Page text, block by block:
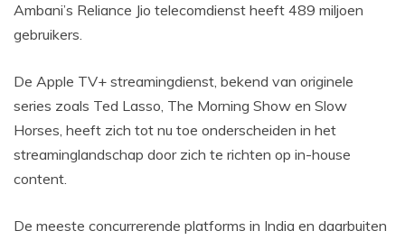
Ambani’s Reliance Jio telecomdienst heeft 489 miljoen
gebruikers.
De Apple TV+ streamingdienst, bekend van originele
series zoals Ted Lasso, The Morning Show en Slow
Horses, heeft zich tot nu toe onderscheiden in het
streaminglandschap door zich te richten op in-house
content.
De meeste concurrerende platforms in India en daarbuiten